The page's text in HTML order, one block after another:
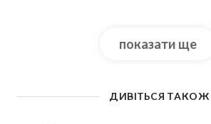
показати ще
ДИВІТЬСЯ ТАКОЖ